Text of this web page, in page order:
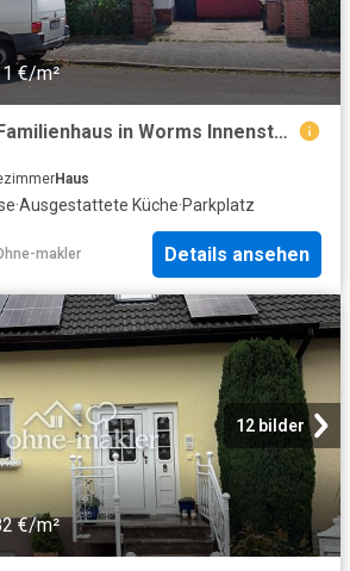
€/m²
freistehendes 1 Familienhaus in Worms Innenstadt West, großer Garten
Haus
·Ausgestattete Küche·Parkplatz
makler Details ansehen
12 bilder
€/m²